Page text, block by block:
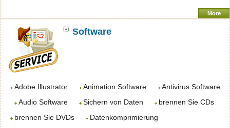
More
Software
Adobe Illustrator Animation Software
Antivirus Software
Audio Software
Sichern von Daten
brennen Sie CDs
brennen Sie DVDs
Datenkomprimierung